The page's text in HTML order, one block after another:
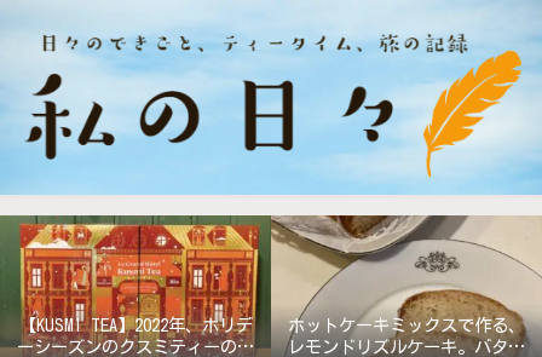
【KUSMI TEA】2022年、ホリデ
ーシーズンのクスミティーのア
ホットケーキミックスで作る、
レモンドリズルケーキ。バター